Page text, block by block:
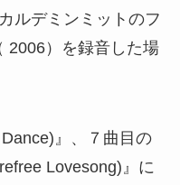
ルデミンミットのフ
2006）を録音した場
』、７曲目の
Lovesong)』に